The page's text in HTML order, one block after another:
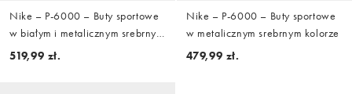
Nike – P-6000 – Buty sportowe
w białym i metalicznym srebrnym
kolorze
519,99 zł.
Nike – P-6000 – Buty sportowe
w metalicznym srebrnym kolorze
479,99 zł.